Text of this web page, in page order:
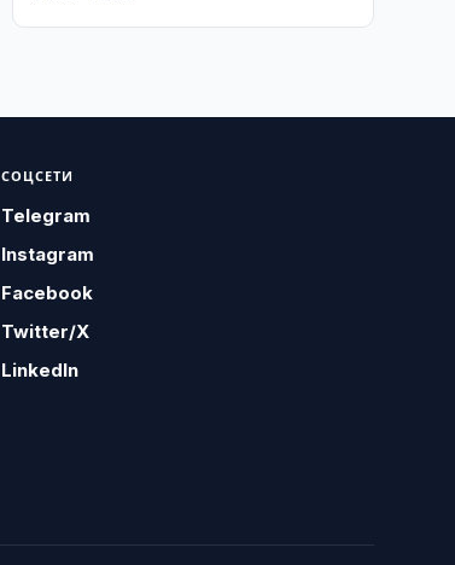
СОЦСЕТИ
Telegram
Instagram
Facebook
Twitter/X
LinkedIn